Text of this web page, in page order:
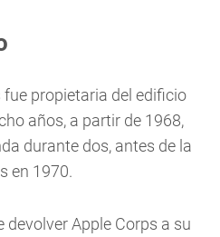
propietaria del edificio
años, a partir de 1968,
durante dos, antes de la
en 1970.
Apple Corps a su